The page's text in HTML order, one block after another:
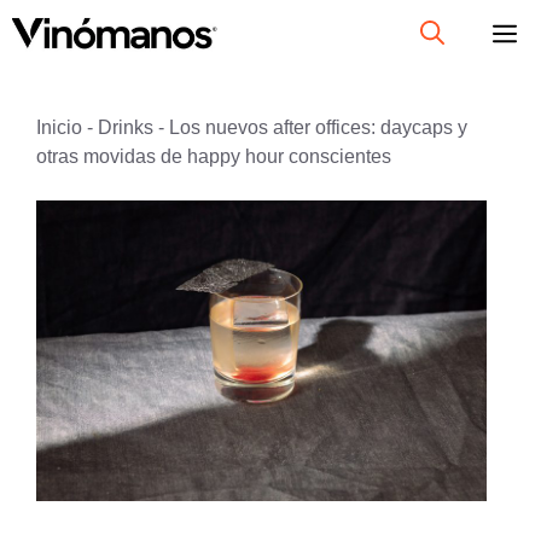
Inicio - Drinks - Los nuevos after offices: daycaps y
otras movidas de happy hour conscientes